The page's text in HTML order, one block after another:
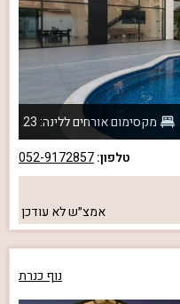
מקסימום אורחים ללינה: 23
טלפון:052-9172857
אמצ״שלא עודכן
נוף כנרת